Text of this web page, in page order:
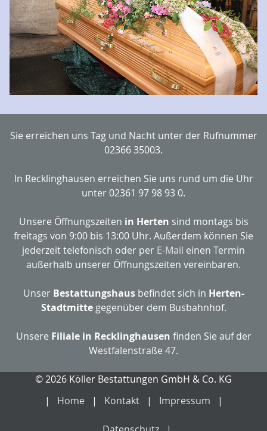
Sie erreichen uns Tag und Nacht unter der Rufnummer
02366 35003.
In Recklinghausen erreichen Sie uns rund um die Uhr
unter 02361 97 98 93 0.
Unsere Öffnungszeiten in Herten sind montags bis
freitags von 9:00 bis 13:00 Uhr. Außerdem können Sie
jederzeit telefonisch oder per E-Mail einen Termin
außerhalb unserer Öffnungszeiten vereinbaren.
Unser Bestattungshausbefindet sich in Herten-
Stadtmittegegenüber dem Busbahnhof.
Unsere Filiale in Recklinghausen finden Sie auf der
Westfalenstraße 47.
© 2026 Köller Bestattungen GmbH & Co. KG
Home
Kontakt Impressum